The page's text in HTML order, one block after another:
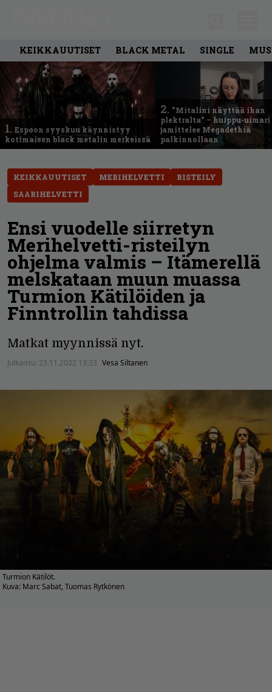
KEIKKAUUTISET BLACK METAL SINGLE
1. Espoon syyskuu käynnistyy
kotimaisen black metalin merkeissä
2. ”Mitalini näyttää ihan
plektralta” – huippu-uimari
jamittelee Megadethiä
palkinnollaan
KEIKKAUUTISET MERIHELVETTI
RISTEILY
SAARIHELVETTI
Ensi vuodelle siirretyn
Merihelvetti-risteilyn
ohjelma valmis – Itämerellä
melskataan muun muassa
Turmion Kätilöiden ja
Finntrollin tahdissa
Matkat myynnissä nyt.
Julkaistu: 23.11.2022 13:33 Vesa Siltanen
Turmion Kätilöt.
Kuva: Marc Sabat, Tuomas Rytkönen